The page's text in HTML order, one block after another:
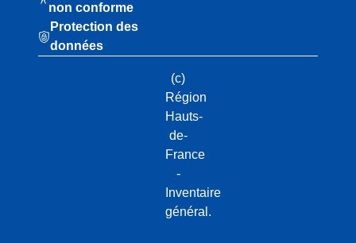
non conforme
Protection des
données
(c)
Région
Hauts-
de-
France
-
Inventaire
général.